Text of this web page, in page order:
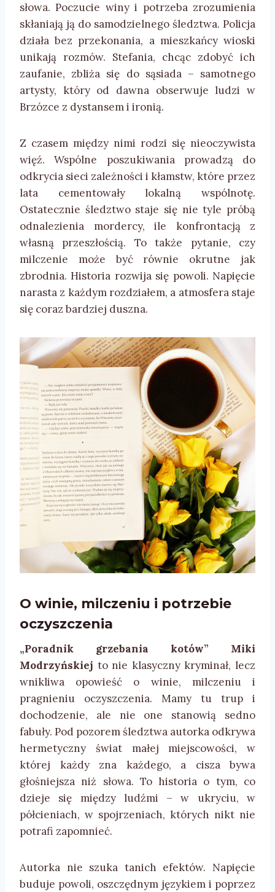
słowa. Poczucie winy i potrzeba zrozumienia
skłaniają ją do samodzielnego śledztwa. Policja
działa bez przekonania, a mieszkańcy wioski
unikają rozmów. Stefania, chcąc zdobyć ich
zaufanie, zbliża się do sąsiada – samotnego
artysty, który od dawna obserwuje ludzi w
Brzózce z dystansem i ironią.
Z czasem między nimi rodzi się nieoczywista
więź. Wspólne poszukiwania prowadzą do
odkrycia sieci zależności i kłamstw, które przez
lata cementowały lokalną wspólnotę.
Ostatecznie śledztwo staje się nie tyle próbą
odnalezienia mordercy, ile konfrontacją z
własną przeszłością. To także pytanie, czy
milczenie może być równie okrutne jak
zbrodnia. Historia rozwija się powoli. Napięcie
narasta z każdym rozdziałem, a atmosfera staje
się coraz bardziej duszna.
O winie, milczeniu i potrzebie
oczyszczenia
„Poradnik grzebania kotów” Miki
Modrzyńskiej to nie klasyczny kryminał, lecz
wnikliwa opowieść o winie, milczeniu i
pragnieniu oczyszczenia. Mamy tu trup i
dochodzenie, ale nie one stanowią sedno
fabuły. Pod pozorem śledztwa autorka odkrywa
hermetyczny świat małej miejscowości, w
której każdy zna każdego, a cisza bywa
głośniejsza niż słowa. To historia o tym, co
dzieje się między ludźmi – w ukryciu, w
półcieniach, w spojrzeniach, których nikt nie
potrafi zapomnieć.
Autorka nie szuka tanich efektów. Napięcie
buduje powoli, oszczędnym językiem i poprzez